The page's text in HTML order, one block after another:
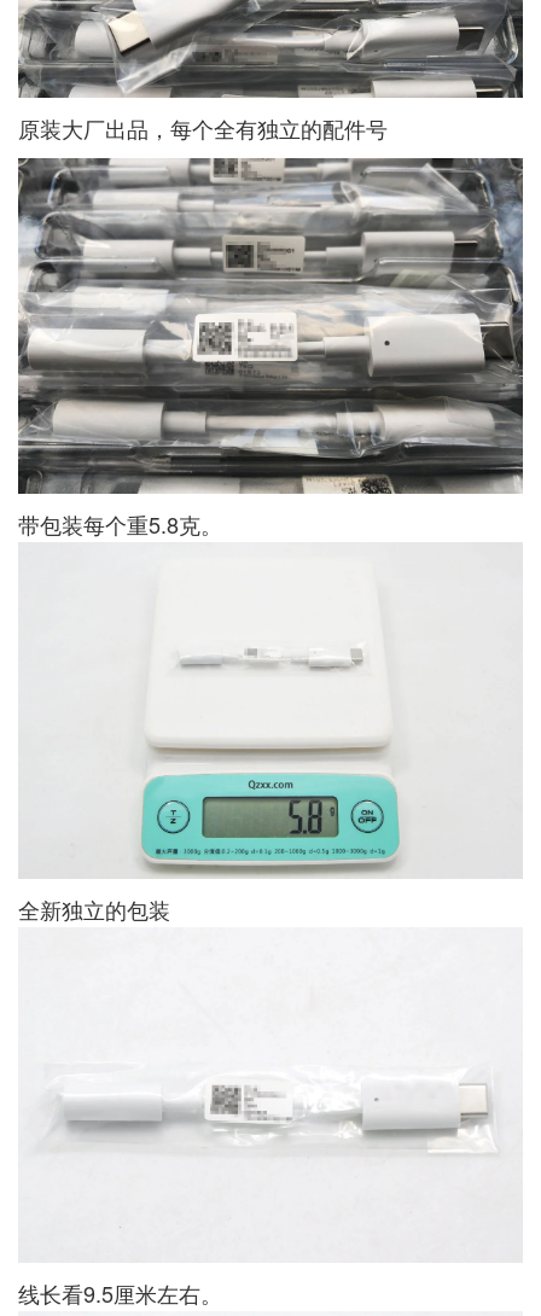
原装大厂出品，每个全有独立的配件号
带包装每个重5.8克。
全新独立的包装
线长看9.5厘米左右。